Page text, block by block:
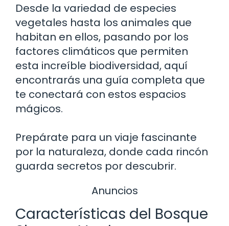
Desde la variedad de especies
vegetales hasta los animales que
habitan en ellos, pasando por los
factores climáticos que permiten
esta increíble biodiversidad, aquí
encontrarás una guía completa que
te conectará con estos espacios
mágicos.
Prepárate para un viaje fascinante
por la naturaleza, donde cada rincón
guarda secretos por descubrir.
Anuncios
Características del Bosque